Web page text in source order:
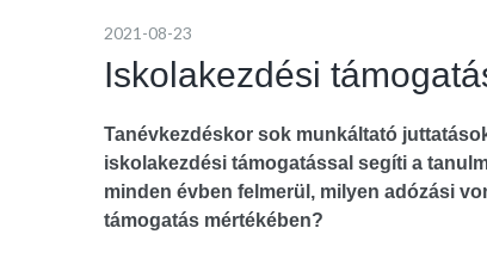
2021-08-23
Iskolakezdési
Tanévkezdéskor sok munkáltató
iskolakezdési támogatással segíti a
minden évben felmerül, milyen adózási
támogatás mértékében?